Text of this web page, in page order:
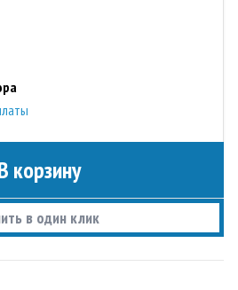
корзину
в один клик